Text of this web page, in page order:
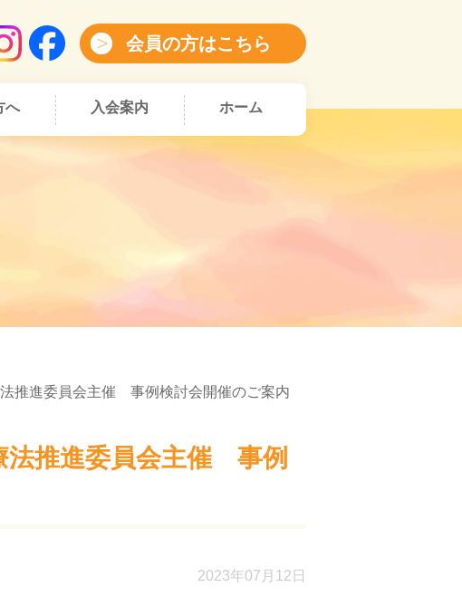
会員の方はこちら
へ 入会案内 ホーム
推進委員会主催 事例検討会開催のご案内
法推進委員会主催 事例
2023年07月12日